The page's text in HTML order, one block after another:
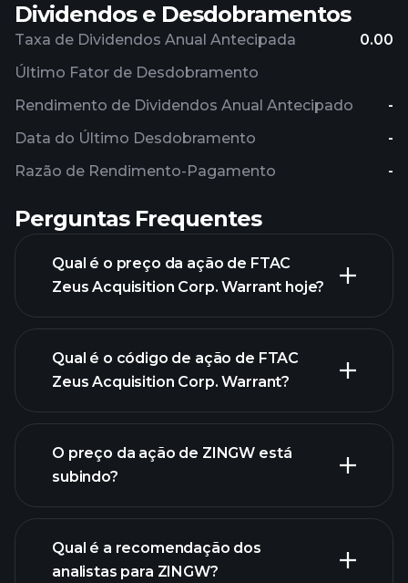
Dividendos e Desdobramentos
Taxa de Dividendos Anual Antecipada 0.00
Rendimento de Dividendos Anual Antecipado -
Razão de Rendimento-Pagamento -
Último Fator de Desdobramento
Data do Último Desdobramento -
Perguntas Frequentes
Qual é o preço da ação de FTAC
Zeus Acquisition Corp. Warrant hoje?
gráfico avançado
Qual é o código de ação de FTAC
Zeus Acquisition Corp. Warrant?
O preço da ação de ZINGW está
subindo?
Qual é a recomendação dos
analistas para ZINGW?